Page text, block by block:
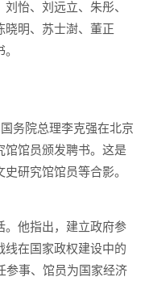
怡、刘远立、朱彤、
晓明、苏士澍、董正
务院总理李克强在北京
馆馆员颁发聘书。这是
研究馆馆员等合影。
。他指出，建立政府参
线在国家政权建设中的
参事、馆员为国家经济